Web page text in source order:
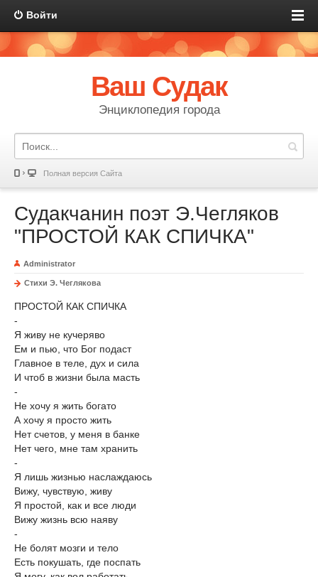
Войти
Ваш Судак
Энциклопедия города
Полная версия Сайта
Судакчанин поэт Э.Чегляков
"ПРОСТОЙ КАК СПИЧКА"
Administrator
Стихи Э. Чеглякова
ПРОСТОЙ КАК СПИЧКА
-
Я живу не кучеряво
Ем и пью, что Бог подаст
Главное в теле, дух и сила
И чтоб в жизни была масть
-
Не хочу я жить богато
А хочу я просто жить
Нет счетов, у меня в банке
Нет чего, мне там хранить
-
Я лишь жизнью наслаждаюсь
Вижу, чувствую, живу
Я простой, как и все люди
Вижу жизнь всю наяву
-
Не болят мозги и тело
Есть покушать, где поспать